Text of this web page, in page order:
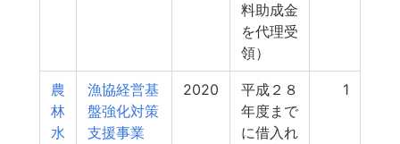
料助成金
を代理受
領）
農
林
水
漁協経営基
盤強化対策
支援事業
2020
平成２８
年度まで
に借入れ
1